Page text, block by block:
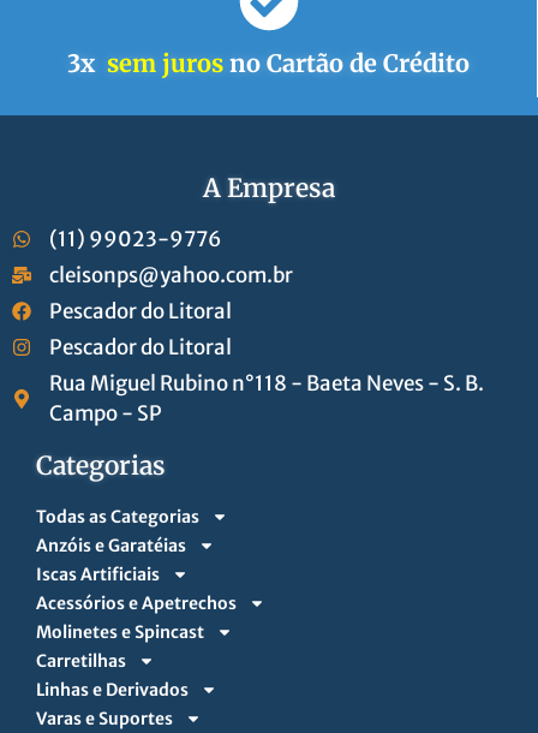
3x sem juros no Cartão de Crédito
A Empresa
(11) 99023-9776
cleisonps@yahoo.com.br
Pescador do Litoral
Pescador do Litoral
Rua Miguel Rubino n°118 - Baeta Neves - S. B.
Campo - SP
Categorias
Todas as Categorias
Anzóis e Garatéias
Iscas Artificiais
Acessórios e Apetrechos
Molinetes e Spincast
Carretilhas
Linhas e Derivados
Varas e Suportes